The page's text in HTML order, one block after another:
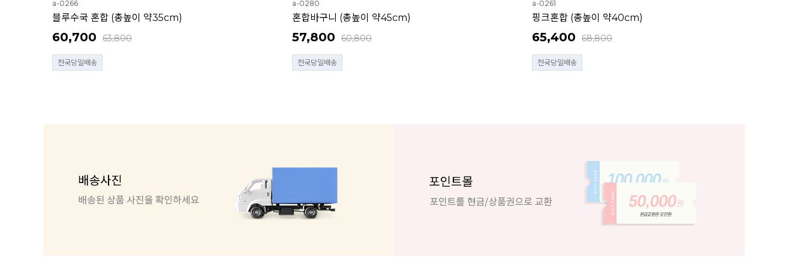
a-0266
블루수국 혼합 (총높이 약35cm)
60,700 63,800
전국당일배송
a-0280
혼합바구니 (총높이 약45cm)
57,800 60,800
전국당일배송
a-0261
핑크혼합 (총높이 약40cm)
65,400 68,800
전국당일배송